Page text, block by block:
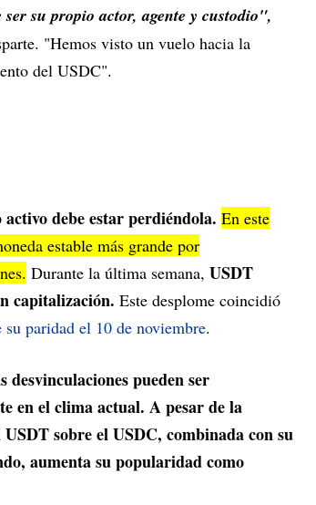
su propio actor, agente y custodio",
"Hemos visto un vuelo hacia la
del USDC".
debe estar perdiéndola. En este
estable más grande por
Durante la última semana, USDT
capitalización. Este desplome coincidió
paridad el 10 de noviembre.
desvinculaciones pueden ser
en el clima actual. A pesar de la
sobre el USDC, combinada con su
aumenta su popularidad como